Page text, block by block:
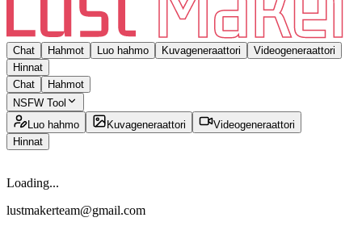
Chat Hahmot Luo hahmo Kuvageneraattori
Videogeneraattori
Hinnat
Chat
Hahmot
NSFW Tool
Luo hahmo
Kuvageneraattori
Videogeneraattori
Hinnat
Loading...
lustmakerteam@gmail.com